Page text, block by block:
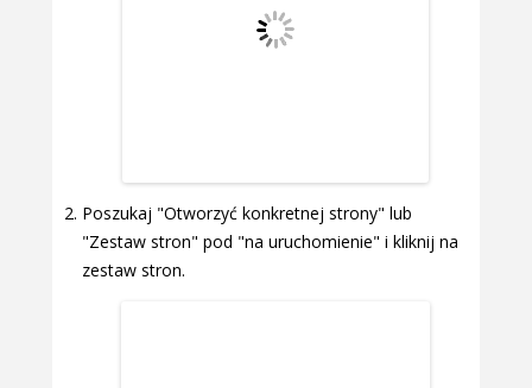
Poszukaj "Otworzyć konkretnej strony" lub
"Zestaw stron" pod "na uruchomienie" i kliknij na
zestaw stron.